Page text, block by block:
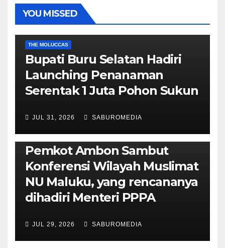
YOU MISSED
THE MOLUCCAS
Bupati Buru Selatan Hadiri
Launching Penanaman
Serentak 1 Juta Pohon Sukun
JUL 31, 2026 SABUROMEDIA
AMBON METRO JURNALISME AKTIVIS
POLITIK & PEMERINTAHAN
Pemkot Ambon Sambut
Konferensi Wilayah Muslimat
NU Maluku, yang rencananya
dihadiri Menteri PPPA
JUL 29, 2026 SABUROMEDIA
AMBON METRO POLITIK & PEMERINTAHAN